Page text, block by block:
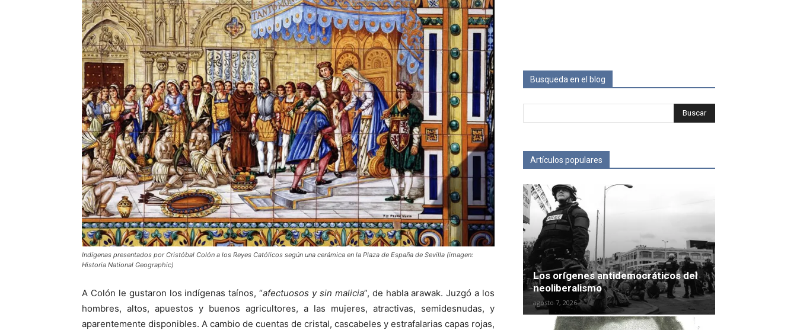
Indígenas presentados por Cristóbal Colón a los Reyes Católicos según una cerámica en la Plaza de España de Sevilla (imagen:
Historia National Geographic)
A Colón le gustaron los indígenas taínos, “afectuosos y sin malicia”, de habla arawak. Juzgó a los
hombres, altos, apuestos y buenos agricultores, a las mujeres, atractivas, semidesnudas, y
aparentemente disponibles. A cambio de cuentas de cristal, cascabeles y estrafalarias capas rojas,
Busqueda en el blog
Artículos populares
Los orígenes antidemocráticos del
neoliberalismo
agosto 7, 2026